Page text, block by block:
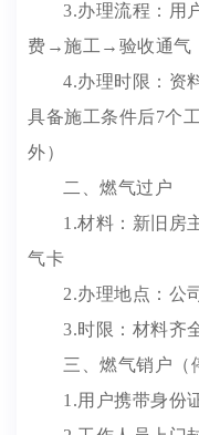
3.办理流程：
费→施工→验收通气
4.办理时限：资
具备施工条件后7个
外）
二、燃气过户
1.材料：新旧房
气卡
2.办理地点：公
3.时限：材料齐
三、燃气销户（
1.用户携带身份